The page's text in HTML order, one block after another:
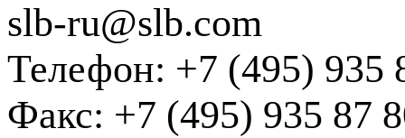
slb-ru@slb.com
Телефон: +7 (495) 935
Факс: +7 (495) 935 87